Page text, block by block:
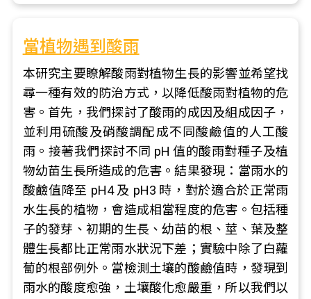
當植物遇到酸雨
本研究主要瞭解酸雨對植物生長的影響並希望找
尋一種有效的防治方式，以降低酸雨對植物的危
害。首先，我們探討了酸雨的成因及組成因子，
並利用硫酸及硝酸調配成不同酸鹼值的人工酸
雨。接著我們探討不同 pH 值的酸雨對種子及植
物幼苗生長所造成的危害。結果發現：當雨水的
酸鹼值降至 pH4 及 pH3 時，對於適合於正常雨
水生長的植物，會造成相當程度的危害。包括種
子的發芽、初期的生長、幼苗的根、莖、葉及整
體生長都比正常雨水狀況下差；實驗中除了白蘿
蔔的根部例外。當檢測土壤的酸鹼值時，發現到
雨水的酸度愈強，土壤酸化愈嚴重，所以我們以